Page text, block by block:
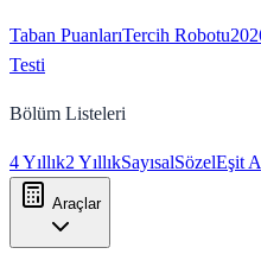
Taban PuanlarıTercih Robotu
Testi
Bölüm Listeleri
4 Yıllık2 YıllıkSayısalSözelEşit
Araçlar